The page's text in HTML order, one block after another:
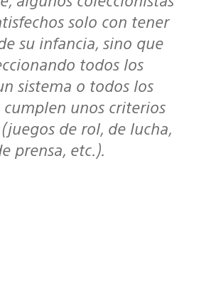
solo con tener
su infancia, sino que
todos los
sistema o todos los
unos criterios
de rol, de lucha,
prensa, etc.).